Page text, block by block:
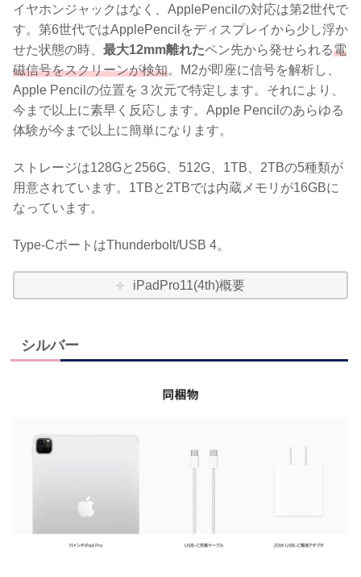
イヤホンジャックはなく、ApplePencilの対応は第2世代で
す。第6世代ではApplePencilをディスプレイから少し浮か
せた状態の時、 最大12mm離れたペン先から発せられる電
磁信号をスクリーンが検知。M2が即座に信号を解析し、
Apple Pencilの位置を３次元で特定します。それにより、
今まで以上に素早く反応します。Apple Pencilのあらゆる
体験が今まで以上に簡単になります。
ストレージは128Gと256G、512G、1TB、2TBの5種類が
用意されています。1TBと2TBでは内蔵メモリが16GBに
なっています。
Type-CポートはThunderbolt/USB 4。
iPadPro11(4th)概要
シルバー